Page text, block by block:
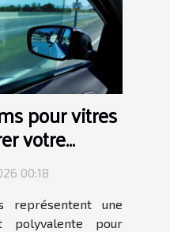
pour vitres
votre
?
00:18
représentent une
polyvalente pour